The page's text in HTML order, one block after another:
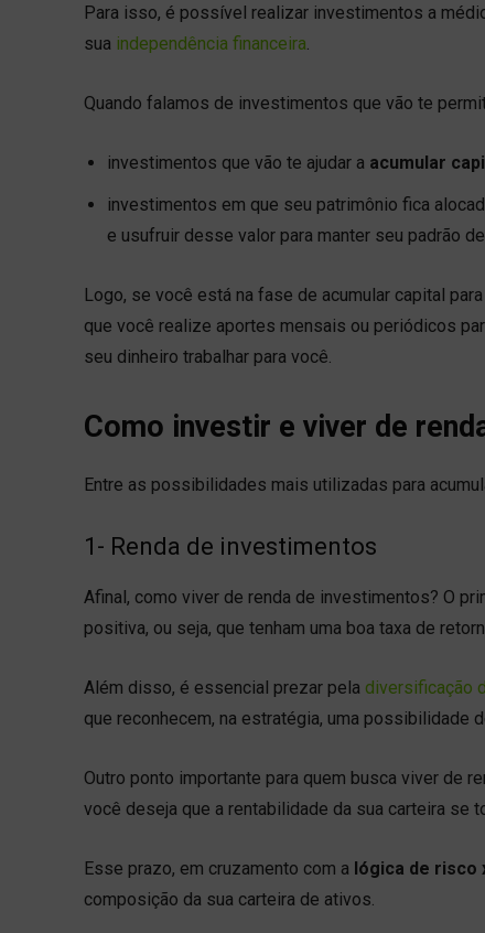
Para isso, é possível realizar investimentos a
sua independência financeira
Quando falamos de investimentos que vão te
investimentos que vão te ajudar a acumular
investimentos em que seu patrimônio fica
e usufruir desse valor para manter seu padrão de
Logo, se você está na fase de acumular capital
que você realize aportes mensais ou periódicos
seu dinheiro trabalhar para você.
Como investir e viver de
Entre as possibilidades mais utilizadas para
1- Renda de investimentos
Afinal, como viver de renda de investimentos? O
positiva, ou seja, que tenham uma boa taxa de
Além disso, é essencial prezar pela diversificação
que reconhecem, na estratégia, uma possibilidade
Outro ponto importante para quem busca viver de
você deseja que a rentabilidade da sua carteira se
Esse prazo, em cruzamento com a lógica de risco
composição da sua carteira de ativos.